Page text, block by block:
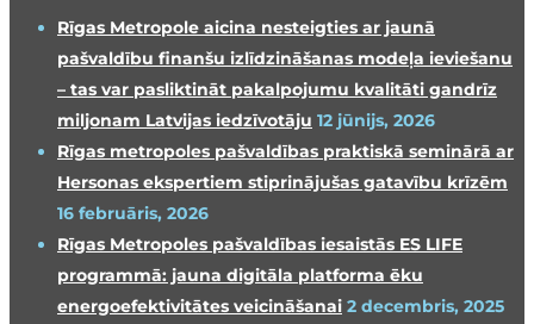
Rīgas Metropole aicina nesteigties ar jaunā
pašvaldību finanšu izlīdzināšanas modeļa ieviešanu
– tas var pasliktināt pakalpojumu kvalitāti gandrīz
miljonam Latvijas iedzīvotāju 12 jūnijs, 2026
Rīgas metropoles pašvaldības praktiskā seminārā ar
Hersonas ekspertiem stiprinājušas gatavību krīzēm
16 februāris, 2026
Rīgas Metropoles pašvaldības iesaistās ES LIFE
programmā: jauna digitāla platforma ēku
energoefektivitātes veicināšanai 2 decembris, 2025